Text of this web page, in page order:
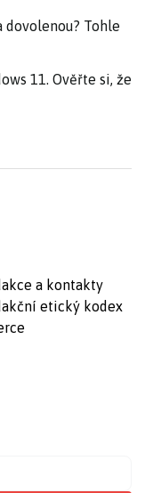
Tohle
11. Ověřte si, že
a kontakty
etický kodex